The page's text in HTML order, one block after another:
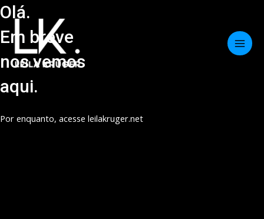
Ir
o
conteúdo
Olá.
Em breve
nos vemos
aqui.
Por enquanto, acesse leilakruger.net